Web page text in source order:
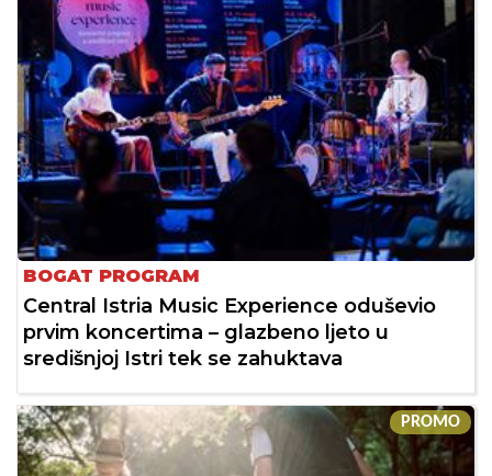
BOGAT PROGRAM
Central Istria Music Experience oduševio
prvim koncertima – glazbeno ljeto u
središnjoj Istri tek se zahuktava
PROMO